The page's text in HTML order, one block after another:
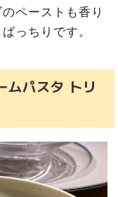
ペーストも香り
っちりです。
ムパスタ トリ